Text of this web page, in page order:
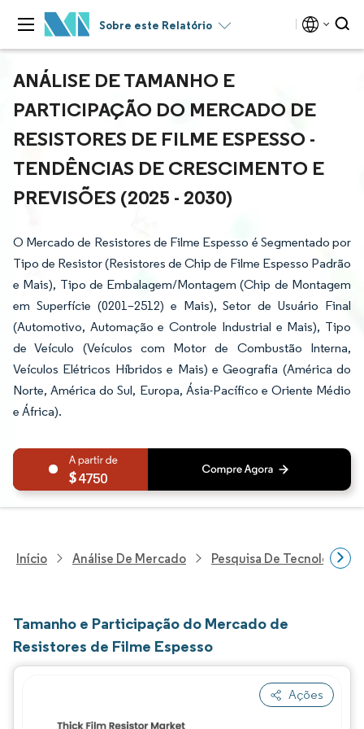
Sobre este Relatório
ANÁLISE DE TAMANHO E
PARTICIPAÇÃO DO MERCADO DE
RESISTORES DE FILME ESPESSO -
TENDÊNCIAS DE CRESCIMENTO E
PREVISÕES (2025 - 2030)
O Mercado de Resistores de Filme Espesso é Segmentado por
Tipo de Resistor (Resistores de Chip de Filme Espesso Padrão
e Mais), Tipo de Embalagem/Montagem (Chip de Montagem
em Superfície (0201–2512) e Mais), Setor de Usuário Final
(Automotivo, Automação e Controle Industrial e Mais), Tipo
de Veículo (Veículos com Motor de Combustão Interna,
Veículos Elétricos Híbridos e Mais) e Geografia (América do
Norte, América do Sul, Europa, Ásia-Pacífico e Oriente Médio
e África).
4750
Início Análise De Mercado Pesquisa De Tecnologia,
Tamanho e Participação do Mercado de
Resistores de Filme Espesso
Ações